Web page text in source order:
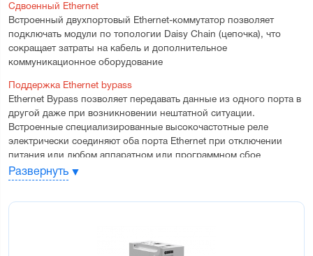
Сдвоенный Ethernet
Встроенный двухпортовый Ethernet-коммутатор позволяет
подключать модули по топологии Daisy Chain (цепочка), что
сокращает затраты на кабель и дополнительное
коммуникационное оборудование
Поддержка Ethernet bypass
Ethernet Bypass позволяет передавать данные из одного порта в
другой даже при возникновении нештатной ситуации.
Встроенные специализированные высокочастотные реле
электрически соединяют оба порта Ethernet при отключении
питания или любом аппаратном или программном сбое
Расширенный температурный диапазон
использовать модули в неотапливаемых шкафах и помещениях
Развернуть